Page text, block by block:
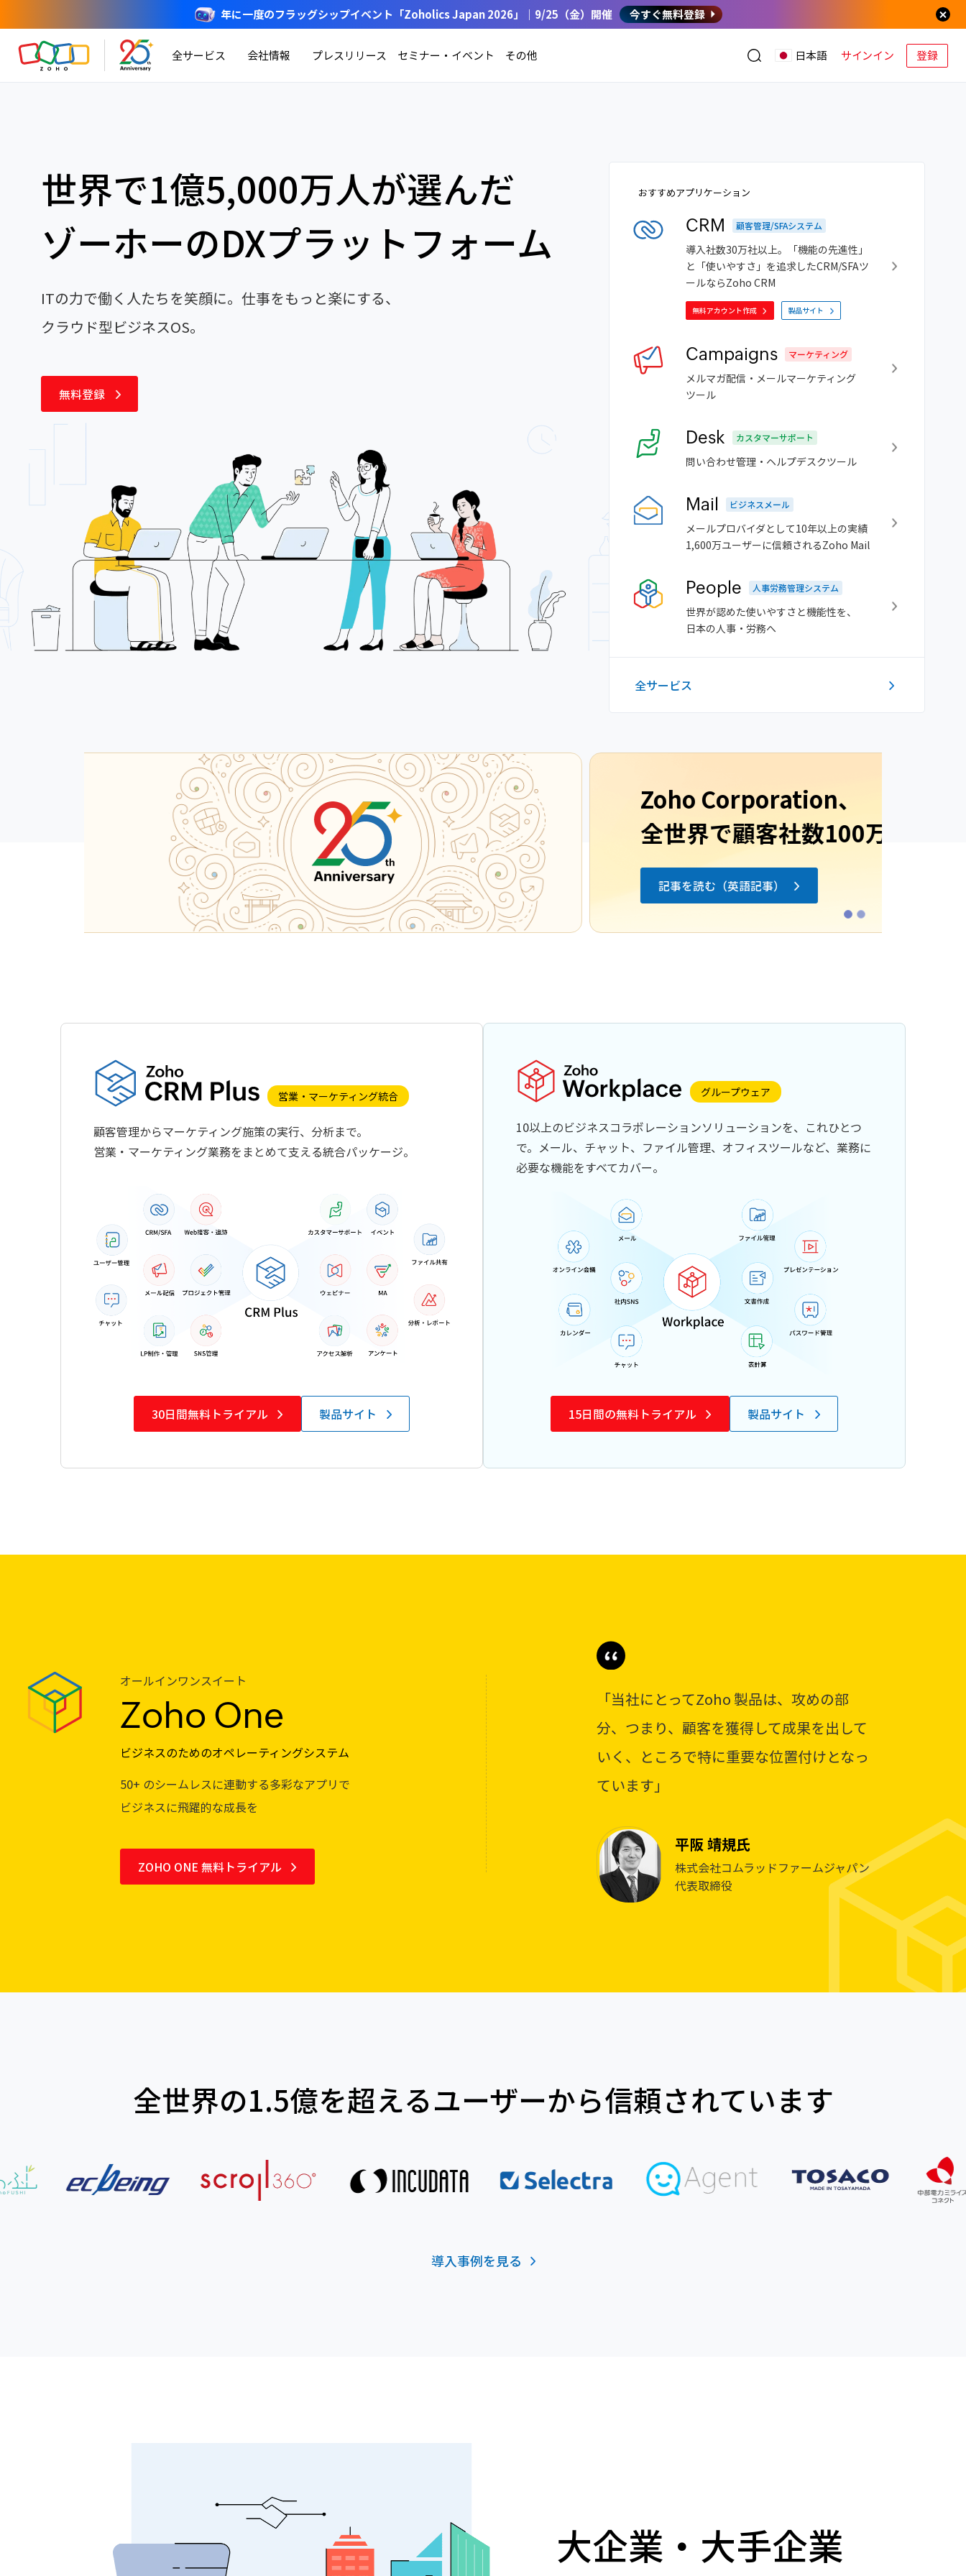
年に一度のフラッグシップイベント「Zoholics Japan 2026」｜9/25（金）開催 今すぐ無料登録
全サービス 会社情報 プレスリリース セミナー・イベント その他 日本語 サインイン 登録
世界で1億5,000万人が選んだ
ゾーホーのDXプラットフォーム
ITの力で働く人たちを笑顔に。仕事をもっと楽にする、
クラウド型ビジネスOS。
無料登録
おすすめアプリケーション
CRM 顧客管理/SFAシステム
導入社数30万社以上。「機能の先進性」
と「使いやすさ」を追求したCRM/SFAツ
ールならZoho CRM
無料アカウント作成 製品サイト
Campaigns マーケティング
メルマガ配信・メールマーケティング
ツール
Desk カスタマーサポート
問い合わせ管理・ヘルプデスクツール
Mail ビジネスメール
メールプロバイダとして10年以上の実績
1,600万ユーザーに信頼されるZoho Mail
People 人事労務管理システム
世界が認めた使いやすさと機能性を、
日本の人事・労務へ
全サービス
Zoho Corporation、
全世界で顧客社数100万社を突破
記事を読む（英語記事）
営業・マーケティング統合
顧客管理からマーケティング施策の実行、分析まで。
営業・マーケティング業務をまとめて支える統合パッケージ。
30日間無料トライアル 製品サイト
グループウェア
10以上のビジネスコラボレーションソリューションを、これひとつ
で。メール、チャット、ファイル管理、オフィスツールなど、業務に
必要な機能をすべてカバー。
15日間の無料トライアル 製品サイト
オールインワンスイート
Zoho One
ビジネスのためのオペレーティングシステム
50+ のシームレスに連動する多彩なアプリで
ビジネスに飛躍的な成長を
ZOHO ONE 無料トライアル
「当社にとってZoho 製品は、攻めの部
分、つまり、顧客を獲得して成果を出して
いく、ところで特に重要な位置付けとなっ
ています」
平阪 靖規氏
株式会社コムラッドファームジャパン
代表取締役
全世界の1.5億を超えるユーザーから信頼されています
導入事例を見る
大企業・大手企業